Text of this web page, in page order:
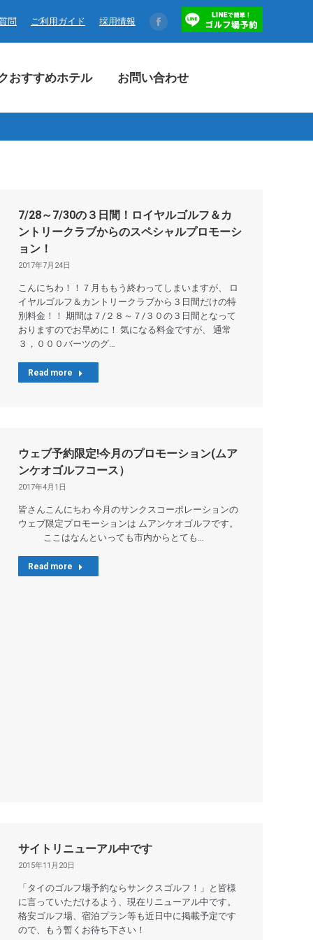
問 ご利用ガイド 採用情報
Facebook
page
in
おすすめホテル お問い合わせ
7/28～7/30の３日間！ロイヤルゴルフ＆カ
ントリークラブからのスペシャルプロモーシ
ョン！
2017年7月24日
こんにちわ！！７月ももう終わってしまいますが、 ロ
イヤルゴルフ＆カントリークラブから３日間だけの特
別料金！！ 期間は７/２８～７/３０の３日間となって
おりますのでお早めに！ 気になる料金ですが、 通常
３，０００バーツのグ…
Read more
ウェブ予約限定!今月のプロモーション(ムア
ンケオゴルフコース）
2017年4月1日
皆さんこんにちわ 今月のサンクスコーポレーションの
ウェブ限定プロモーションは ムアンケオゴルフです。
ここはなんといっても市内からとても…
Read more
サイトリニューアル中です
2015年11月20日
「タイのゴルフ場予約ならサンクスゴルフ！」と皆様
に言っていただけるよう、現在リニューアル中です。
格安ゴルフ場、宿泊プラン等も近日中に掲載予定です
ので、もう暫くお待ち下さい！
おすすめホテル お問い合わせ